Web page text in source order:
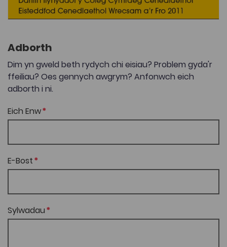
Adborth
Dim yn gweld beth rydych chi eisiau? Problem gyda'r
ffeiliau? Oes gennych awgrym? Anfonwch eich
adborth i ni.
Eich Enw
E-Bost
Sylwadau